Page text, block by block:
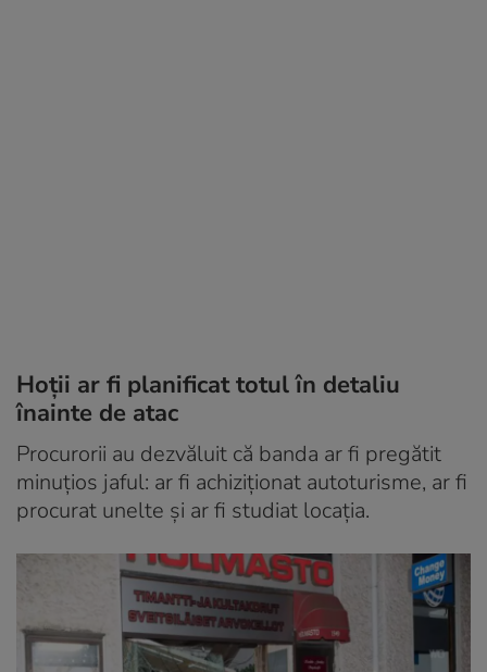
Hoții ar fi planificat totul în detaliu
înainte de atac
Procurorii au dezvăluit că banda ar fi pregătit
minuțios jaful: ar fi achiziționat autoturisme, ar fi
procurat unelte și ar fi studiat locația.